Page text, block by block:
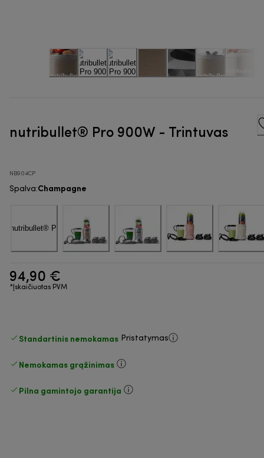
nutribullet® Pro 900W - Trintuvas
NB904CP
Spalva:Champagne
94,90 €
*Įskaičiuotas PVM
Standartinis nemokamas Pristatymas
Nemokamas grąžinimas
Pilna gamintojo garantija